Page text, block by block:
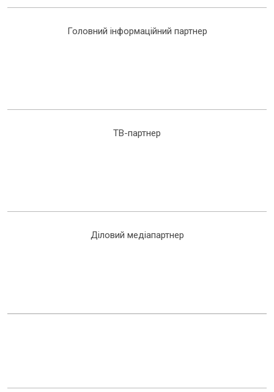
Головний інформаційний партнер
ТВ-партнер
Діловий медіапартнер